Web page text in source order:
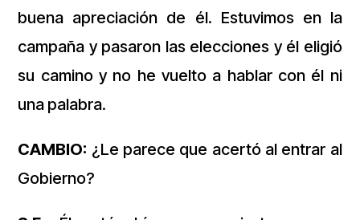
buena apreciación de él. Estuvimos en la
campaña y pasaron las elecciones y él eligió
su camino y no he vuelto a hablar con él ni
una palabra.
CAMBIO: ¿Le parece que acertó al entrar al
Gobierno?